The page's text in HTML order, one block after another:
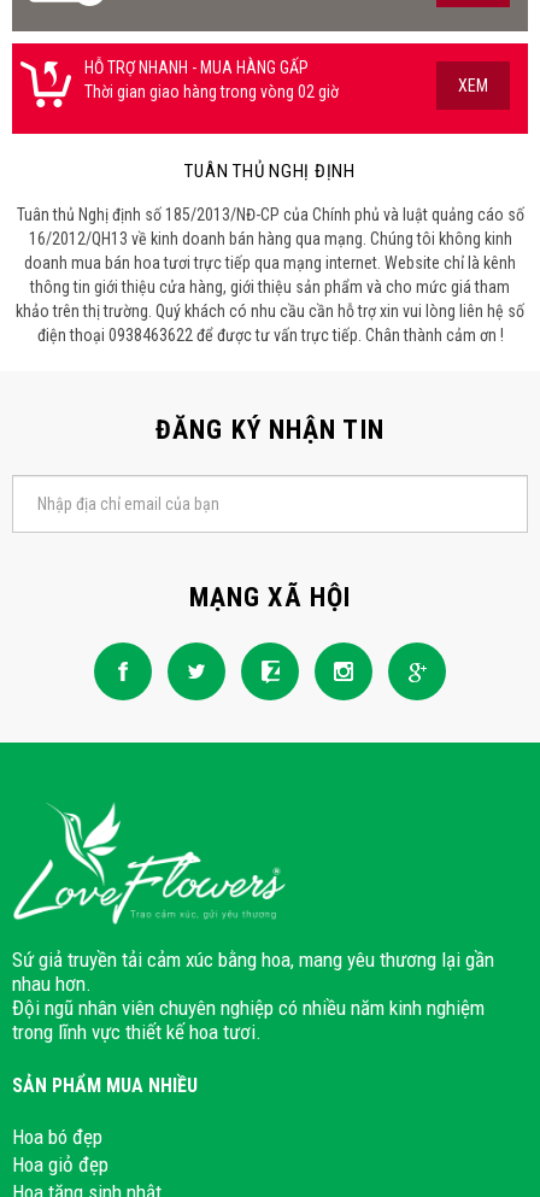
HỖ TRỢ NHANH - MUA HÀNG GẤP
Thời gian giao hàng trong vòng 02 giờ
XEM
TUÂN THỦ NGHỊ ĐỊNH
Tuân thủ Nghị định số 185/2013/NĐ-CP của Chính phủ và luật quảng cáo số
16/2012/QH13 về kinh doanh bán hàng qua mạng. Chúng tôi không kinh
doanh mua bán hoa tươi trực tiếp qua mạng internet. Website chỉ là kênh
thông tin giới thiệu cửa hàng, giới thiệu sản phẩm và cho mức giá tham
khảo trên thị trường. Quý khách có nhu cầu cần hỗ trợ xin vui lòng liên hệ số
điện thoại 0938463622 để được tư vấn trực tiếp. Chân thành cảm ơn !
ĐĂNG KÝ NHẬN TIN
MẠNG XÃ HỘI
Sứ giả truyền tải cảm xúc bằng hoa, mang yêu thương lại gần
nhau hơn.
Đội ngũ nhân viên chuyên nghiệp có nhiều năm kinh nghiệm
trong lĩnh vực thiết kế hoa tươi.
SẢN PHẨM MUA NHIỀU
Hoa bó đẹp
Hoa giỏ đẹp
Hoa tặng sinh nhật